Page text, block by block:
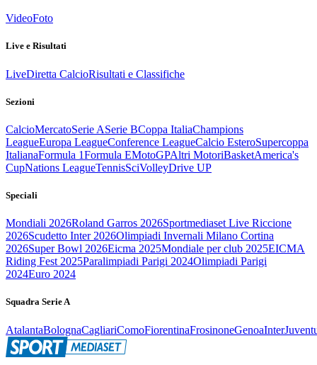
VideoFoto
Live e Risultati
LiveDiretta CalcioRisultati e Classifiche
Sezioni
CalcioMercatoSerie ASerie BCoppa ItaliaChampions
LeagueEuropa LeagueConference LeagueCalcio EsteroSupercoppa
ItalianaFormula 1Formula EMotoGPAltri MotoriBasketAmerica's
CupNations LeagueTennisSciVolleyDrive UP
Speciali
Mondiali 2026Roland Garros 2026Sportmediaset Live Riccione
2026Scudetto Inter 2026Olimpiadi Invernali Milano Cortina
2026Super Bowl 2026Eicma 2025Mondiale per club 2025EICMA
Riding Fest 2025Paralimpiadi Parigi 2024Olimpiadi Parigi
2024Euro 2024
Squadra Serie A
AtalantaBolognaCagliariComoFiorentinaFrosinoneGenoaInter